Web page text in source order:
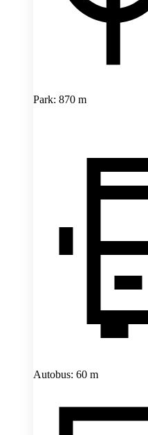
Park: 870 m
Autobus: 60 m